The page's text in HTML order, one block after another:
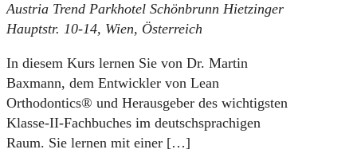
Austria Trend Parkhotel Schönbrunn Hietzinger
Hauptstr. 10-14, Wien, Österreich
In diesem Kurs lernen Sie von Dr. Martin
Baxmann, dem Entwickler von Lean
Orthodontics® und Herausgeber des wichtigsten
Klasse-II-Fachbuches im deutschsprachigen
Raum. Sie lernen mit einer […]